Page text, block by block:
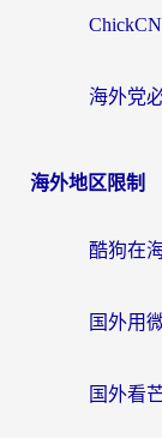
海外地区限制